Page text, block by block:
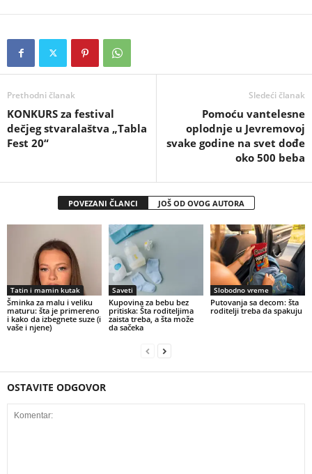
Prethodni članak
KONKURS za festival
dečjeg stvaralaštva „Tabla
Fest 20“
Sledeći članak
Pomoću vantelesne
oplodnje u Jevremovoj
svake godine na svet dođe
oko 500 beba
POVEZANI ČLANCI JOŠ OD OVOG AUTORA
Tatin i mamin kutak
Šminka za malu i veliku
maturu: šta je primereno
i kako da izbegnete suze (i
vaše i njene)
Saveti
Kupovina za bebu bez
pritiska: Šta roditeljima
zaista treba, a šta može
da sačeka
Slobodno vreme
Putovanja sa decom: šta
roditelji treba da spakuju
OSTAVITE ODGOVOR